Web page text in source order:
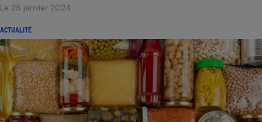
Le 25 janvier 2024
ACTUALITÉ